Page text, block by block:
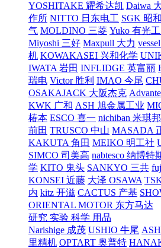
YOSHITAKE 耀希达凯 Daiwa
作所 NITTO 日东电工 SGK 昭
气 MOLDINO 三菱 Yuko 有光
Miyoshi 三好 Maxpull 大力
机 KOWAKASEI 兴和化学
IWATA 岩田 INFLIDGE 英富丽
瑞电 Victor 胜利 IMAO 今尾
OSAKAJACK 大阪杰克
KWK 广和 ASH 旭金属工业
椿本 ESCO 喜一 nichiban 米琪邦
前田 TRUSCO 中山 MASADA
KAKUTA 角田 MEIKO 明工社
SIMCO 司美高 nabtesco 纳博特
学 KITO 鬼头 SANKYO 三共
KONSEI 近藤 大泽 OSAWA
内 kitz 开滋 CACTUS 产基
ORIENTAL MOTOR 东方马达
研究 实验 科学 用品
Narishige 成茂 USHIO 牛尾
里精机 OPTART 奥普特